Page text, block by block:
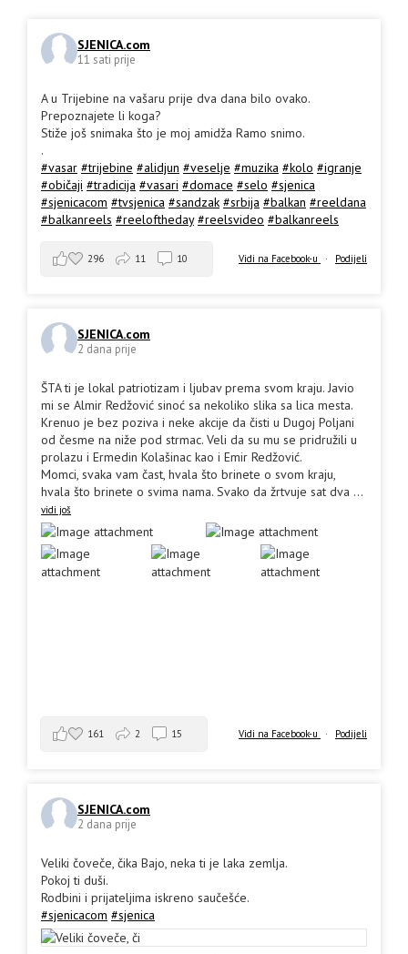
SJENICA.com
11 sati prije
A u Trijebine na vašaru prije dva dana bilo ovako.
Prepoznajete li koga?
Stiže još snimaka što je moj amidža Ramo snimo.
.
#vasar #trijebine #alidjun #veselje #muzika #kolo #igranje
#običaji #tradicija #vasari #domace #selo #sjenica
#sjenicacom #tvsjenica #sandzak #srbija #balkan #reeldana
#balkanreels #reeloftheday #reelsvideo #balkanreels
Vidi na Facebook-u · Podijeli
296 11 10
SJENICA.com
2 dana prije
ŠTA ti je lokal patriotizam i ljubav prema svom kraju. Javio
mi se Almir Redžović sinoć sa nekoliko slika sa lica mesta.
Krenuo je bez poziva i neke akcije da čisti u Dugoj Poljani
od česme na niže pod strmac. Veli da su mu se pridružili u
prolazu i Ermedin Kolašinac kao i Emir Redžović.
Momci, svaka vam čast, hvala što brinete o svom kraju,
hvala što brinete o svima nama. Svako da žrtvuje sat dva ...
vidi još
Vidi na Facebook-u · Podijeli
161 2 15
SJENICA.com
2 dana prije
Veliki čoveče, čika Bajo, neka ti je laka zemlja.
Pokoj ti duši.
Rodbini i prijateljima iskreno saučešće.
#sjenicacom #sjenica